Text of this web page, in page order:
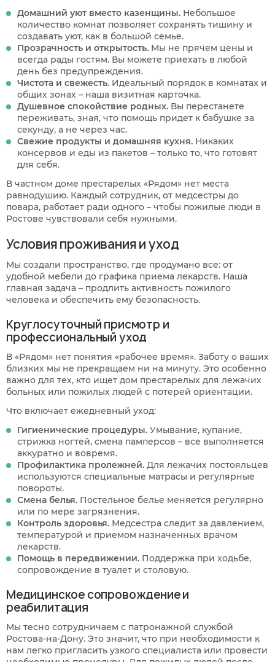
Домашний уют вместо казенщины. Небольшое
количество комнат позволяет сохранять тишину и
создавать уют, как в большой семье.
Прозрачность и открытость. Мы не прячем цены и
всегда рады гостям. Вы можете приехать в любой
день без предупреждения.
Чистота и свежесть. Идеальный порядок в комнатах и
общих зонах – наша визитная карточка.
Душевное спокойствие родных. Вы перестанете
переживать, зная, что помощь придет к бабушке за
секунду, а не через час.
Свежие продукты и домашняя кухня. Никаких
консервов и еды из пакетов – только то, что готовят
для себя.
В частном доме престарелых «Рядом» нет места
равнодушию. Каждый сотрудник, от медсестры до
повара, работает ради одного – чтобы пожилые люди в
Ростове чувствовали себя нужными.
Условия проживания и уход
Мы создали пространство, где продумано все: от
удобной мебели до графика приема лекарств. Наша
главная задача – продлить активность пожилого
человека и обеспечить ему безопасность.
Круглосуточный присмотр и
профессиональный уход
В «Рядом» нет понятия «рабочее время». Заботу о ваших
близких мы не прекращаем ни на минуту. Это особенно
важно для тех, кто ищет дом престарелых для лежачих
больных или пожилых людей с потерей ориентации.
Что включает ежедневный уход:
Гигиенические процедуры. Умывание, купание,
стрижка ногтей, смена памперсов – все выполняется
аккуратно и вовремя.
Профилактика пролежней. Для лежачих постояльцев
используются специальные матрасы и регулярные
повороты.
Смена белья. Постельное белье меняется регулярно
или по мере загрязнения.
Контроль здоровья. Медсестра следит за давлением,
температурой и приемом назначенных врачом
лекарств.
Помощь в передвижении. Поддержка при ходьбе,
сопровождение в туалет и столовую.
Медицинское сопровождение и
реабилитация
Мы тесно сотрудничаем с патронажной службой
Ростова-на-Дону. Это значит, что при необходимости к
нам легко пригласить узкого специалиста или провести